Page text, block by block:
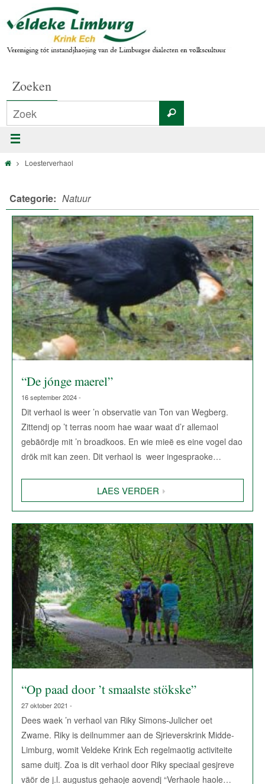
Zoeken
Loesterverhaol
Categorie: Natuur
“De jónge maerel”
16 september 2024 -
Dit verhaol is weer ’n observatie van Ton van Wegberg.
Zittendj op ’t terras noom hae waar waat d’r allemaol
gebäördje mit ’n broadkoos. En wie mieë es eine vogel dao
drök mit kan zeen. Dit verhaol is weer ingespraoke…
LAES VERDER
“Op paad door ’t smaalste stökske”
27 oktober 2021 -
Dees waek ’n verhaol van Riky Simons-Julicher oet
Zwame. Riky is deilnummer aan de Sjrieverskrink Midde-
Limburg, womit Veldeke Krink Ech regelmaotig activiteite
same duitj. Zoa is dit verhaol door Riky speciaal gesjreve
väör de j.l. augustus gehaoje aovendj “Verhaole haole…